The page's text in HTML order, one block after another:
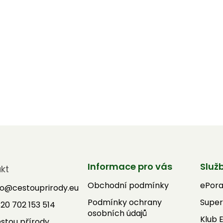
@cestouprirody.eu
702 153 514
Informace pro vás
Obchodní podmínky
Podmínky ochrany
osobních údajů
Klub